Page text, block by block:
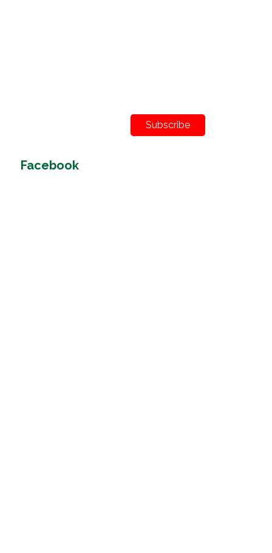
Subscribe
Facebook